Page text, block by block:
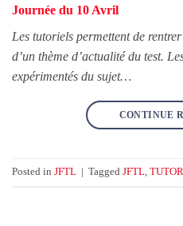
Journée du 10 Avril
Les tutoriels permettent de
d’un thème d’actualité du test.
expérimentés du sujet…
CONTINUE
Posted in JFTL Tagged JFTL,